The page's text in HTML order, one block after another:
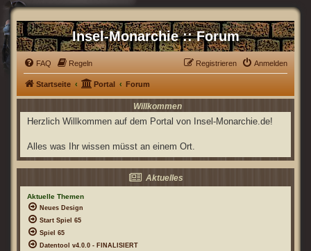
Insel-Monarchie :: Forum
FAQ Regeln Anmelden
Registrieren
Startseite Portal Forum
Willkommen
Herzlich Willkommen auf dem Portal von Insel-Monarchie.de!
Alles was Ihr wissen müsst an einem Ort.
Aktuelles
Aktuelle Themen
Neues Design
Start Spiel 65
Spiel 65
Datentool v4.0.0 - FINALISIERT